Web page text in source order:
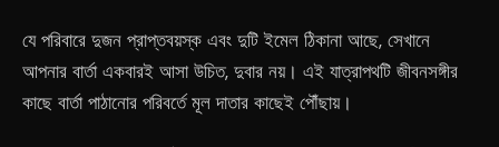
যে পরিবারে দুজন প্রাপ্তবয়স্ক এবং দুটি ইমেল ঠিকানা আছে, সেখানে
আপনার বার্তা একবারই আসা উচিত, দুবার নয়। এই যাত্রাপথটি জীবনসঙ্গীর
কাছে বার্তা পাঠানোর পরিবর্তে মূল দাতার কাছেই পৌঁছায়।